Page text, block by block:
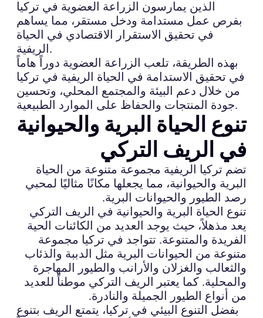
الذين يمارسون الزراعة العضوية في تركيا
بفرص عمل مستدامة ودخل مستقر، مما يساهم
في تحقيق الاستقرار الاقتصادي في الحياة
الريفية.
بهذه الطريقة، تلعب الزراعة العضوية دوراً هاماً
في تحقيق الاستدامة في الحياة الريفية في تركيا
من خلال دعم البيئة والمجتمع المحلي، وتحسين
جودة المنتجات والحفاظ على الموارد الطبيعية.
تنوع الحياة البرية والحيوانية
في الريف التركي
تضم تركيا الريفية مجموعة متنوعة من الحياة
البرية والحيوانية، مما يجعلها مكانًا مثاليًا لمحبي
رصد الطيور والحيوانات البرية.
تنوع الحياة البرية والحيوانية في الريف التركي
يعد مذهلاً، حيث يوجد العديد من الكائنات الحية
الفريدة والمتنوعة. تتواجد في تركيا مجموعة
متنوعة من الحيوانات البرية مثل الدببة والذئاب
والثعالب والغزلان والأرانب والطيور المهاجرة
والمحلية. كما يعتبر الريف التركي موطناً للعديد
من أنواع الطيور الجميلة والنادرة.
بفضل التنوع البيئي في تركيا، يتمتع الريف بتنوع